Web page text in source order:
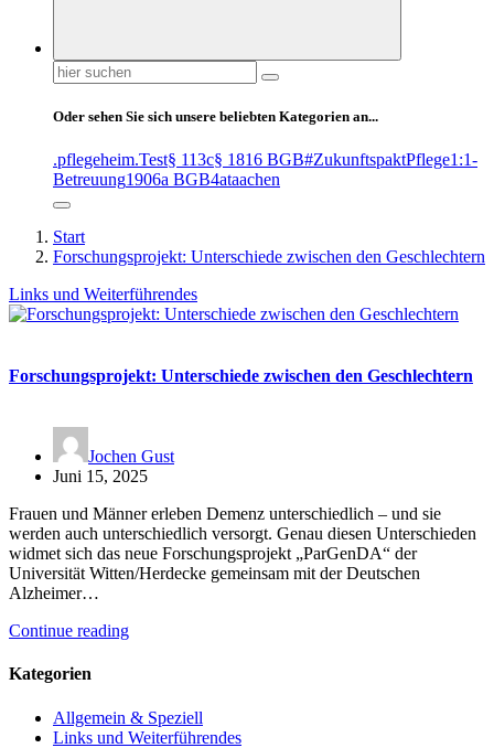
Suchen
nach:
Oder sehen Sie sich unsere beliebten Kategorien an...
.pflegeheim.Test§ 113c§ 1816 BGB#ZukunftspaktPflege1:1-
Betreuung1906a BGB4ataachen
Start
Forschungsprojekt: Unterschiede zwischen den Geschlechtern
Links und Weiterführendes
Forschungsprojekt: Unterschiede zwischen den Geschlechtern
Jochen Gust
Juni 15, 2025
Frauen und Männer erleben Demenz unterschiedlich – und sie
werden auch unterschiedlich versorgt. Genau diesen Unterschieden
widmet sich das neue Forschungsprojekt „ParGenDA“ der
Universität Witten/Herdecke gemeinsam mit der Deutschen
Alzheimer…
Continue reading
Kategorien
Allgemein & Speziell
Links und Weiterführendes